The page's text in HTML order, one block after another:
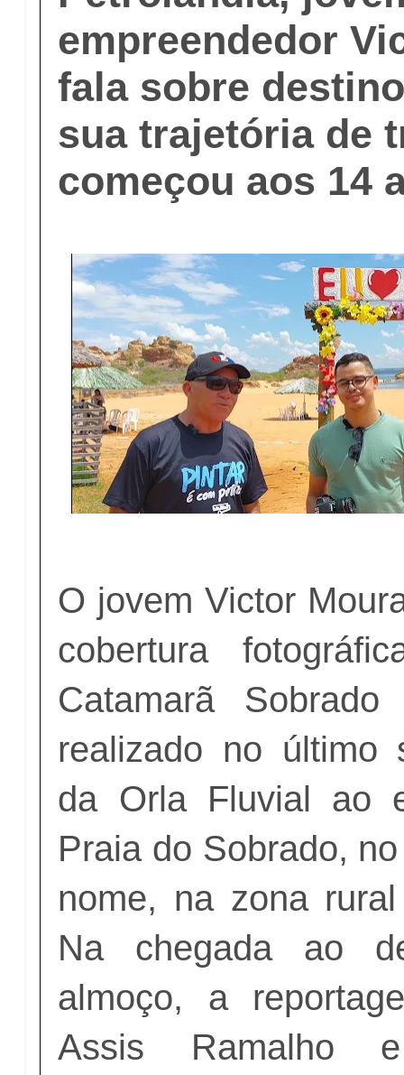
empreendedor
fala sobre
sua trajetória de
começou aos 14
O jovem Victor
cobertura
Catamarã
realizado no último
da Orla Fluvial ao
Praia do Sobrado,
nome, na zona
Na chegada ao
almoço, a
Assis Ramalho